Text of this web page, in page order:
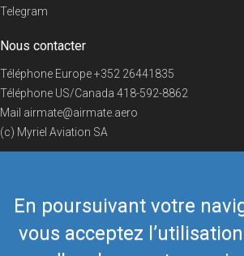
En poursuivant votre
vous acceptez
Telegram
Nous contacter
Téléphone Europe+352 26441835
Téléphone US/Canada 418-592-8862
Mail airmate@airmate.aero
(c) Myriel Aviation SA
© 2019 Airmate - Conditions d'utilisation - Vie privée